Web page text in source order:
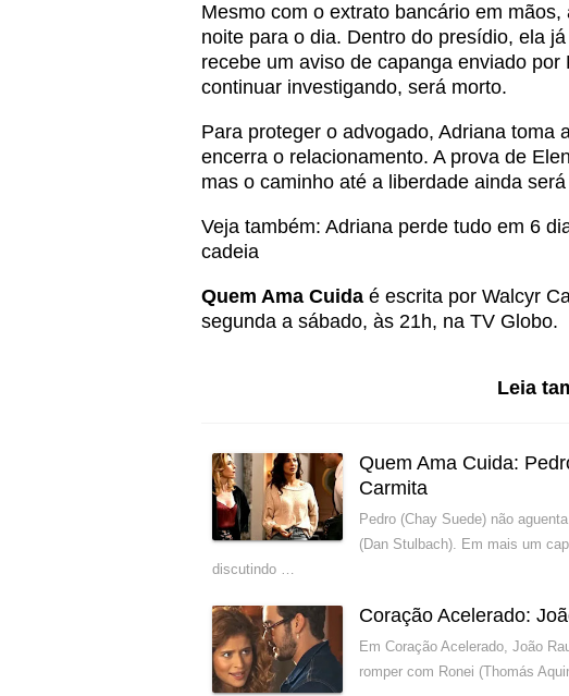
Mesmo com o extrato bancário em
noite para o dia. Dentro do presídio, ela
recebe um aviso de capanga enviado
continuar investigando, será morto.
Para proteger o advogado, Adriana toma
encerra o relacionamento. A prova de
mas o caminho até a liberdade ainda
Veja também: Adriana perde tudo em 6
cadeia
Quem Ama Cuida é escrita por Walcyr
segunda a sábado, às 21h, na TV Globo.
Leia
Quem Ama Cuida:
Carmita
Pedro (Chay Suede) não
(Dan Stulbach). Em mais um
discutindo …
Coração Acelerado:
Em Coração Acelerado, João
romper com Ronei (Thomás